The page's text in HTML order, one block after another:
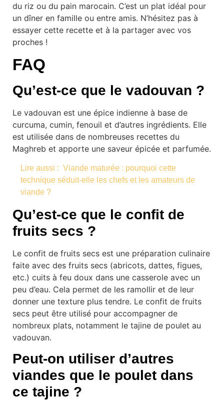
du riz ou du pain marocain. C’est un plat idéal pour
un dîner en famille ou entre amis. N’hésitez pas à
essayer cette recette et à la partager avec vos
proches !
FAQ
Qu’est-ce que le vadouvan ?
Le vadouvan est une épice indienne à base de
curcuma, cumin, fenouil et d’autres ingrédients. Elle
est utilisée dans de nombreuses recettes du
Maghreb et apporte une saveur épicée et parfumée.
Lire aussi : Viande maturée : pourquoi cette
technique séduit-elle les chefs et les amateurs de
viande ?
Qu’est-ce que le confit de
fruits secs ?
Le confit de fruits secs est une préparation culinaire
faite avec des fruits secs (abricots, dattes, figues,
etc.) cuits à feu doux dans une casserole avec un
peu d’eau. Cela permet de les ramollir et de leur
donner une texture plus tendre. Le confit de fruits
secs peut être utilisé pour accompagner de
nombreux plats, notamment le tajine de poulet au
vadouvan.
Peut-on utiliser d’autres
viandes que le poulet dans
ce tajine ?